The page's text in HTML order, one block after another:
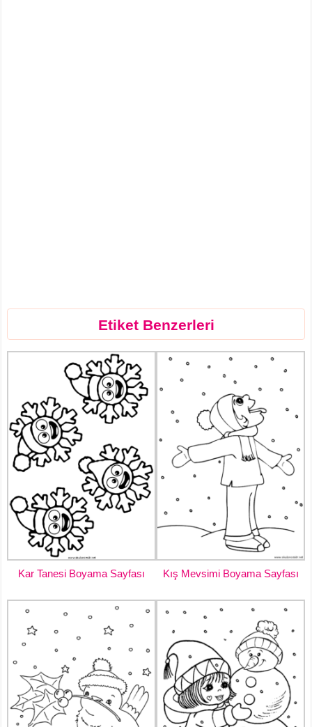
Etiket Benzerleri
Kar Tanesi Boyama Sayfası Kış Mevsimi Boyama Sayfası